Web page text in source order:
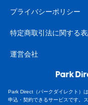
プライバシーポリシー
特定商取引法に関する
運営会社
Park Direct（パークダイレクト）
申込・契約できるサービスです。